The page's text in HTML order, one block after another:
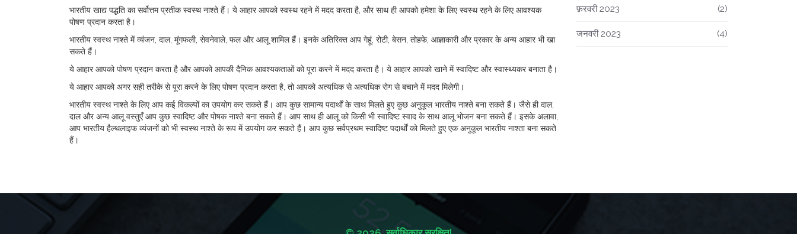
भारतीय खाद्य पद्धति का सर्वोत्तम प्रतीक स्वस्थ नाश्ते हैं। ये आहार आपको स्वस्थ रहने में मदद करता है, और साथ ही आपको हमेशा के लिए स्वस्थ रहने के लिए आवश्यक
पोषण प्रदान करता है।
भारतीय स्वस्थ नाश्ते में व्यंजन, दाल, मूंगफली, सेवनेवाले, फल और आलू शामिल हैं। इनके अतिरिक्त आप गेहूं, रोटी, बेसन, तोहफे, आज्ञाकारी और प्रकार के अन्य आहार भी खा
सकते हैं।
ये आहार आपको पोषण प्रदान करता है और आपको आपकी दैनिक आवश्यकताओं को पूरा करने में मदद करता है। ये आहार आपको खाने में स्वादिष्ट और स्वास्थ्यकर बनाता है।
ये आहार आपको अगर सही तरीके से पूरा करने के लिए पोषण प्रदान करता है, तो आपको अत्यधिक से अत्यधिक रोग से बचाने में मदद मिलेगी।
भारतीय स्वस्थ नाश्ते के लिए आप कई विकल्पों का उपयोग कर सकते हैं। आप कुछ सामान्य पदार्थों के साथ मिलते हुए कुछ अनुकूल भारतीय नाश्ते बना सकते हैं। जैसे ही दाल,
दाल और अन्य आलू वस्तुएँ आप कुछ स्वादिष्ट और पोषक नाश्ते बना सकते हैं। आप साथ ही आलू को किसी भी स्वादिष्ट स्वाद के साथ आलू भोजन बना सकते हैं। इसके अलावा,
आप भारतीय हैल्थलाइफ व्यंजनों को भी स्वस्थ नाश्ते के रूप में उपयोग कर सकते हैं। आप कुछ सर्वप्रथम स्वादिष्ट पदार्थों को मिलते हुए एक अनुकूल भारतीय नाश्ता बना सकते
हैं।
फ़रवरी 2023 (2)
जनवरी 2023 (4)